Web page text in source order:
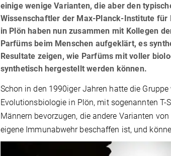
einige wenige Varianten, die aber den
Wissenschaftler der Max-Planck-Institute
in Plön haben nun zusammen mit Kollegen
Parfüms beim Menschen aufgeklärt, es
Resultate zeigen, wie Parfüms mit voller
synthetisch hergestellt werden können.
Schon in den 1990iger Jahren hatte die
Evolutionsbiologie in Plön, mit sogenannten T-
Männern bevorzugen, die andere Varianten
eigene Immunabwehr beschaffen ist, und